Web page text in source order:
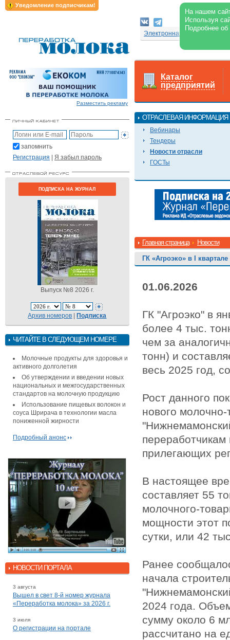
Уведомление подписчикам!
На нашем
Используя
Подробнее
Электронная версия
Разместить рекламу
запомнить
Регистрация | Я забыл пароль
ПОДПИСКА НА ЖУРНАЛ
Выпуск №8 2026 г.
Архив номеров |Подписка
ЧИТАЙТЕ В СЛЕДУЮЩЕМ НОМЕРЕ
Молочные продукты для здоровья и
активного долголетия
Об утверждении и введении новых
национальных и межгосударственных
стандартов на молочную продукцию
Использование пищевых волокон и
соуса Шрирача в технологии масла
пониженной жирности
Подробный анонс
НОВОСТИ ПОРТАЛА
3 августа
Вышел в свет 8-й номер журнала
«Переработка молока» за 2026 г.
3 июля
О регистрации на портале
Каталог
предприятий
ОТРАСЛЕВАЯ ИНФОРМАЦИЯ
Вебинары
Тендеры
Новости отрасли
ГОСТы
Главная страница Новости
ГК «Агроэко» в I
01.06.2026
ГК "Агроэко" в
более 4 тыс.
чем за
тонн) и
весь 2025 год,
Рост данного
нового молочно-
переработчикам
прилегающих
В настоящее
составляет 55
молочного-
мощности этот
сутки, или 42
Ранее
начала
2024 года.
сумму около 6
рассчитано на